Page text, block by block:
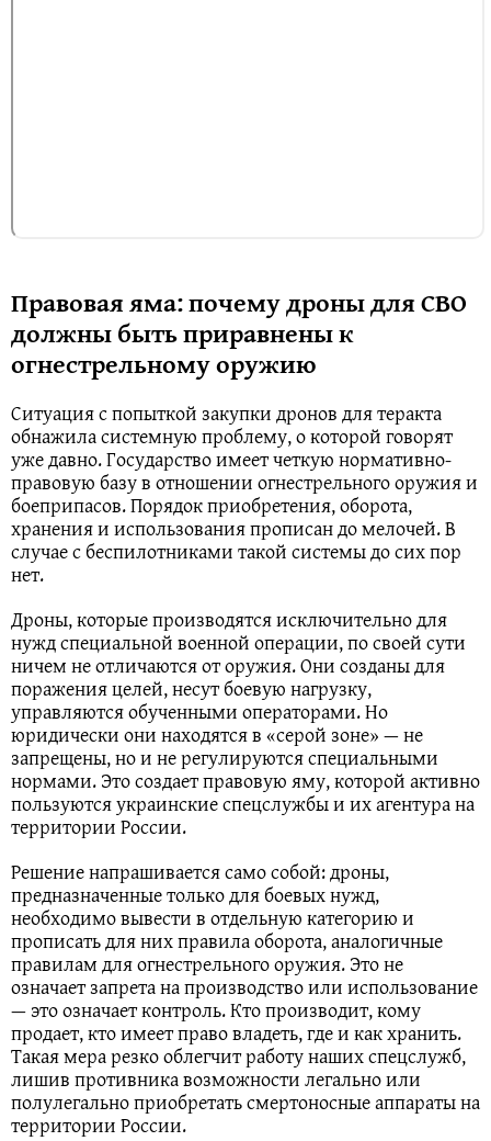
Правовая яма: почему дроны для СВО
должны быть приравнены к
огнестрельному оружию
Ситуация с попыткой закупки дронов для теракта
обнажила системную проблему, о которой говорят
уже давно. Государство имеет четкую нормативно-
правовую базу в отношении огнестрельного оружия и
боеприпасов. Порядок приобретения, оборота,
хранения и использования прописан до мелочей. В
случае с беспилотниками такой системы до сих пор
нет.
Дроны, которые производятся исключительно для
нужд специальной военной операции, по своей сути
ничем не отличаются от оружия. Они созданы для
поражения целей, несут боевую нагрузку,
управляются обученными операторами. Но
юридически они находятся в «серой зоне» — не
запрещены, но и не регулируются специальными
нормами. Это создает правовую яму, которой активно
пользуются украинские спецслужбы и их агентура на
территории России.
Решение напрашивается само собой: дроны,
предназначенные только для боевых нужд,
необходимо вывести в отдельную категорию и
прописать для них правила оборота, аналогичные
правилам для огнестрельного оружия. Это не
означает запрета на производство или использование
— это означает контроль. Кто производит, кому
продает, кто имеет право владеть, где и как хранить.
Такая мера резко облегчит работу наших спецслужб,
лишив противника возможности легально или
полулегально приобретать смертоносные аппараты на
территории России.